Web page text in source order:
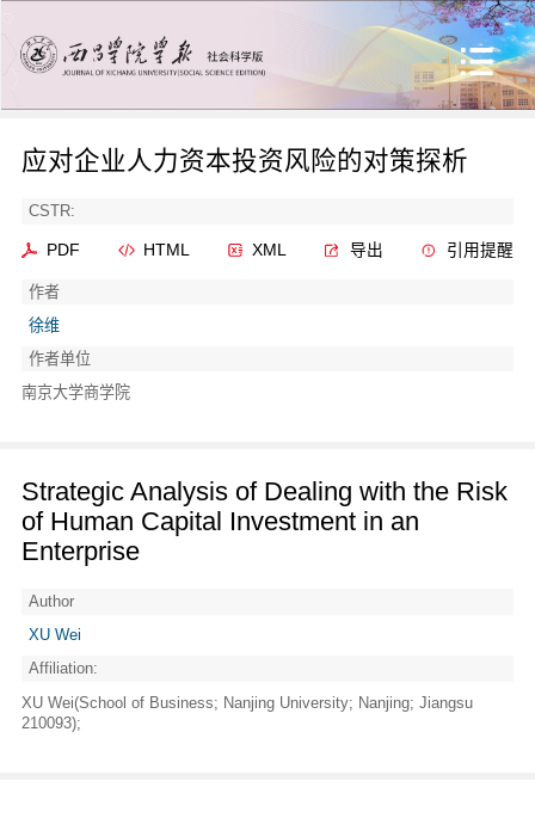
应对企业人力资本投资风险的对策探析
CSTR:
PDF HTML XML 导出 引用提醒
作者
徐维
作者单位
南京大学商学院
Strategic Analysis of Dealing with the Risk
of Human Capital Investment in an
Enterprise
Author
XU Wei
Affiliation:
XU Wei(School of Business; Nanjing University; Nanjing; Jiangsu
210093);